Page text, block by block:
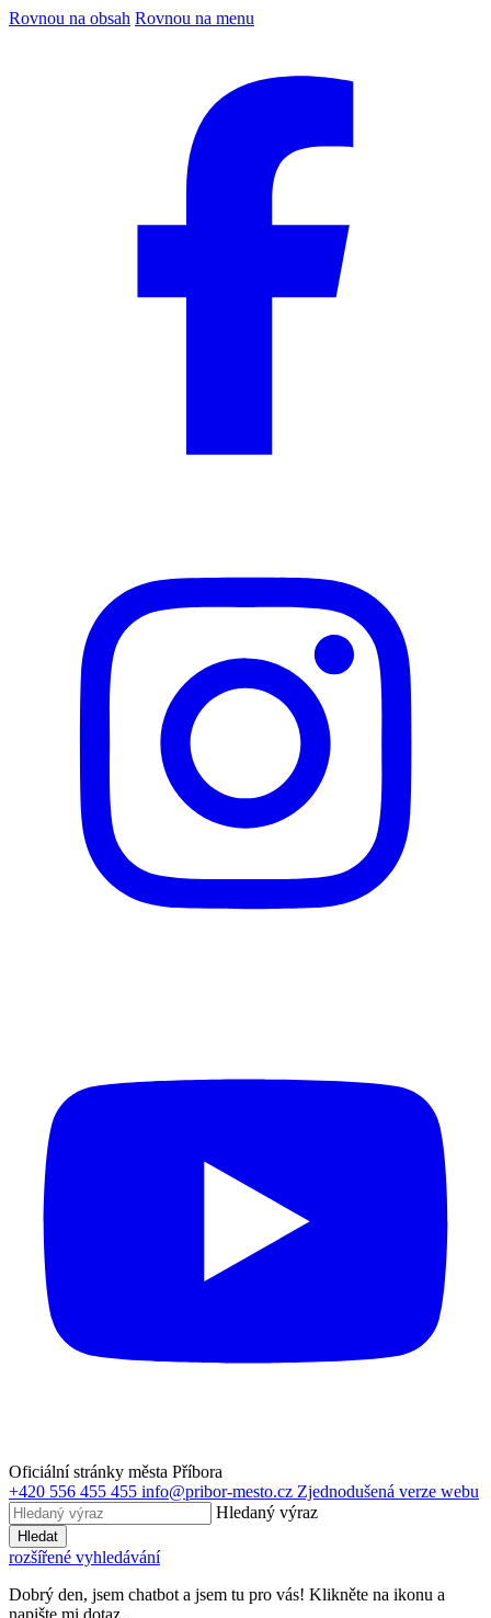
Rovnou na obsah Rovnou na menu
Oficiální stránky města Příbora
+420 556 455 455 info@pribor-mesto.cz Zjednodušená verze webu
Hledaný výraz
Hledat
rozšířené vyhledávání
Dobrý den, jsem chatbot a jsem tu pro vás! Klikněte na ikonu a
napište mi dotaz.